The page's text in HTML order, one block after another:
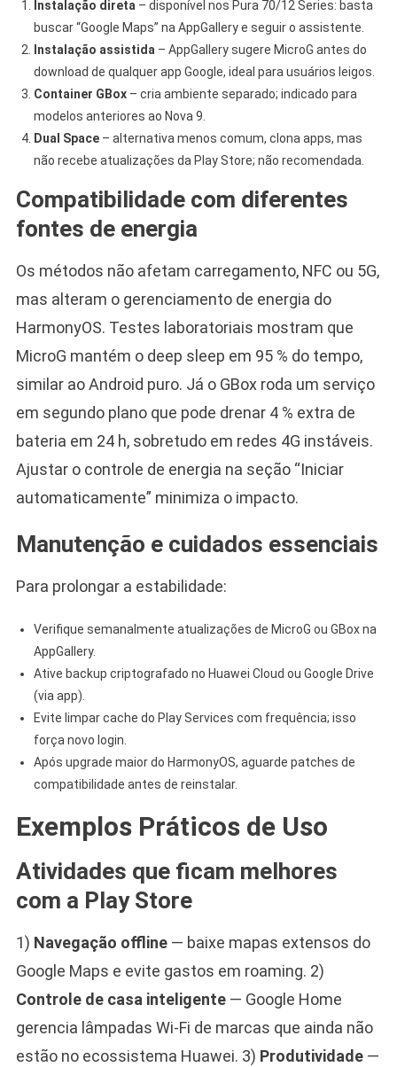
Instalação direta – disponível nos Pura 70/12 Series: basta
buscar “Google Maps” na AppGallery e seguir o assistente.
Instalação assistida – AppGallery sugere MicroG antes do
download de qualquer app Google, ideal para usuários leigos.
Container GBox– cria ambiente separado; indicado para
modelos anteriores ao Nova 9.
Dual Space– alternativa menos comum, clona apps, mas
não recebe atualizações da Play Store; não recomendada.
Compatibilidade com diferentes
fontes de energia
Os métodos não afetam carregamento, NFC ou 5G,
mas alteram o gerenciamento de energia do
HarmonyOS. Testes laboratoriais mostram que
MicroG mantém o deep sleep em 95 % do tempo,
similar ao Android puro. Já o GBox roda um serviço
em segundo plano que pode drenar 4 % extra de
bateria em 24 h, sobretudo em redes 4G instáveis.
Ajustar o controle de energia na seção “Iniciar
automaticamente” minimiza o impacto.
Manutenção e cuidados essenciais
Para prolongar a estabilidade:
Verifique semanalmente atualizações de MicroG ou GBox na
AppGallery.
Ative backup criptografado no Huawei Cloud ou Google Drive
(via app).
Evite limpar cache do Play Services com frequência; isso
força novo login.
Após upgrade maior do HarmonyOS, aguarde patches de
compatibilidade antes de reinstalar.
Exemplos Práticos de Uso
Atividades que ficam melhores
com a Play Store
1) Navegação offline— baixe mapas extensos do
Google Maps e evite gastos em roaming. 2)
Controle de casa inteligente— Google Home
gerencia lâmpadas Wi-Fi de marcas que ainda não
estão no ecossistema Huawei. 3) Produtividade—